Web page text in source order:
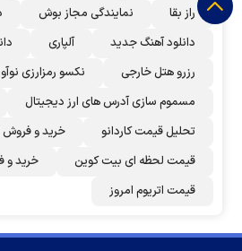
راز بقا
نمایندگی مجاز بوش
دانلود آهنگ جدید
آلپاری
رزرو هتل خارجی
نکسو رمزارزی
مسموم سازی آدرس های ارز دیجیتال
تحلیل قیمت کاردانو
خرید و فروش
قیمت لحظه ای بیت کوین
خرید و
قیمت اتریوم امروز